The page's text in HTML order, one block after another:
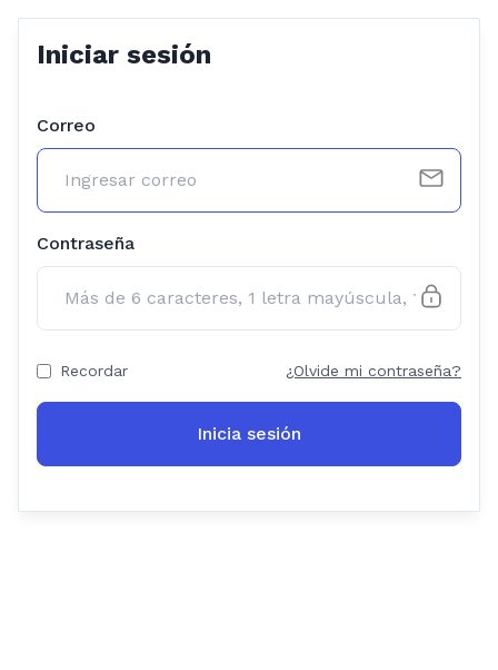
Iniciar sesión
Correo
Contraseña
Recordar ¿Olvide mi contraseña?